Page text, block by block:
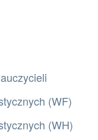
(WF)
(WH)